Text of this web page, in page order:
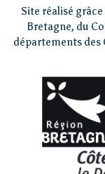
Site réalisé
Bretagne, du
départements des